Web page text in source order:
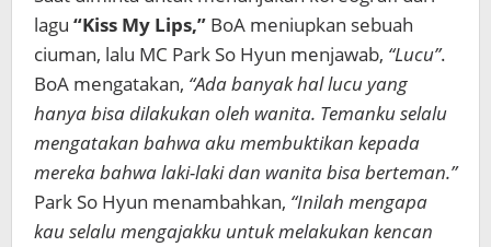
lagu “Kiss My Lips,” BoA meniupkan sebuah
ciuman, lalu MC Park So Hyun menjawab, “Lucu”.
BoA mengatakan, “Ada banyak hal lucu yang
hanya bisa dilakukan oleh wanita. Temanku selalu
mengatakan bahwa aku membuktikan kepada
mereka bahwa laki-laki dan wanita bisa berteman.”
Park So Hyun menambahkan, “Inilah mengapa
kau selalu mengajakku untuk melakukan kencan